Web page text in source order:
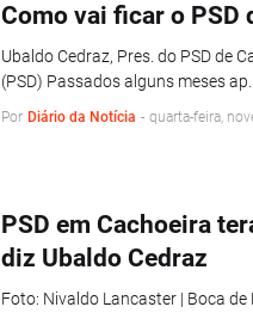
Como vai ficar o PSD
Ubaldo Cedraz, Pres. do PSD de
(PSD) Passados alguns meses ap…
Por Diário da Notícia - quarta-feira,
PSD em Cachoeira
diz Ubaldo Cedraz
Foto: Nivaldo Lancaster | Boca